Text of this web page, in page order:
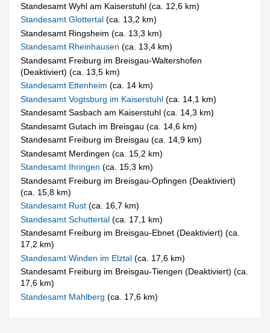
Standesamt Wyhl am Kaiserstuhl (ca. 12,6 km)
Standesamt Glottertal(ca. 13,2 km)
Standesamt Ringsheim (ca. 13,3 km)
Standesamt Rheinhausen(ca. 13,4 km)
Standesamt Freiburg im Breisgau-Waltershofen
(Deaktiviert) (ca. 13,5 km)
Standesamt Ettenheim(ca. 14 km)
Standesamt Vogtsburg im Kaiserstuhl(ca. 14,1 km)
Standesamt Sasbach am Kaiserstuhl (ca. 14,3 km)
Standesamt Gutach im Breisgau (ca. 14,6 km)
Standesamt Freiburg im Breisgau (ca. 14,9 km)
Standesamt Merdingen (ca. 15,2 km)
Standesamt Ihringen(ca. 15,3 km)
Standesamt Freiburg im Breisgau-Opfingen (Deaktiviert)
(ca. 15,8 km)
Standesamt Rust(ca. 16,7 km)
Standesamt Schuttertal(ca. 17,1 km)
Standesamt Freiburg im Breisgau-Ebnet (Deaktiviert) (ca.
17,2 km)
Standesamt Winden im Elztal(ca. 17,6 km)
Standesamt Freiburg im Breisgau-Tiengen (Deaktiviert) (ca.
17,6 km)
Standesamt Mahlberg(ca. 17,6 km)